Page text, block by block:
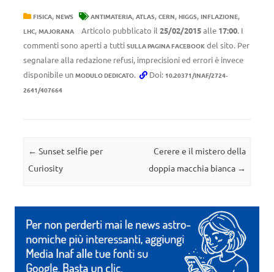
FISICA, NEWS ANTIMATERIA, ATLAS, CERN, HIGGS, INFLAZIONE,
LHC, MAJORANA Articolo pubblicato il 25/02/2015alle 17:00. I
commenti sono aperti a tutti SULLA PAGINA FACEBOOK del sito. Per
segnalare alla redazione refusi, imprecisioni ed errori è invece
disponibile un MODULO DEDICATO. Doi: 10.20371/INAF/2724-
2641/407664
Navigazione articolo
← Sunset selfie per
Curiosity
Cerere e il mistero della
doppia macchia bianca →